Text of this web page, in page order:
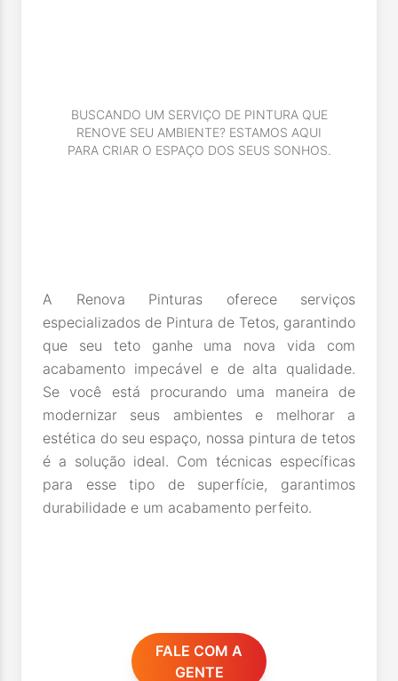
BUSCANDO UM SERVIÇO DE PINTURA QUE
RENOVE SEU AMBIENTE? ESTAMOS AQUI
PARA CRIAR O ESPAÇO DOS SEUS SONHOS.
A Renova Pinturas oferece serviços
especializados de Pintura de Tetos, garantindo
que seu teto ganhe uma nova vida com
acabamento impecável e de alta qualidade.
Se você está procurando uma maneira de
modernizar seus ambientes e melhorar a
estética do seu espaço, nossa pintura de tetos
é a solução ideal. Com técnicas específicas
para esse tipo de superfície, garantimos
durabilidade e um acabamento perfeito.
FALE COM A
GENTE